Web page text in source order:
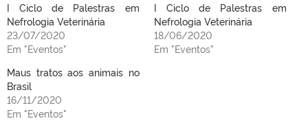
I Ciclo de Palestras em
Nefrologia Veterinária
23/07/2020
Em "Eventos"
I Ciclo de Palestras em
Nefrologia Veterinária
18/06/2020
Em "Eventos"
Maus tratos aos animais no
Brasil
16/11/2020
Em "Eventos"